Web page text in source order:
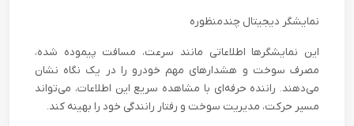
نمایشگر دیجیتال چندمنظوره
این نمایشگرها اطلاعاتی مانند سرعت، مسافت پیموده شده،
مصرف سوخت و هشدارهای مهم خودرو را در یک نگاه نشان
می‌دهند. راننده حرفه‌ای با مشاهده سریع این اطلاعات، می‌تواند
مسیر حرکت، مدیریت سوخت و رفتار رانندگی خود را بهینه کند.